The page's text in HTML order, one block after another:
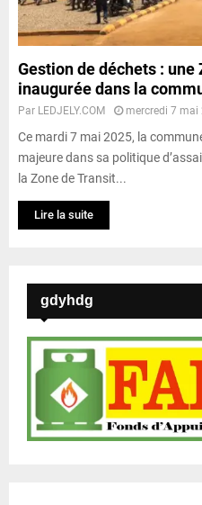
Gestion de déchets :
inaugurée dans la
Par LEDJELY.COM mercredi 7 mai
Ce mardi 7 mai 2025, la
majeure dans sa politique
la Zone de Transit...
Lire la suite
gdyhdg